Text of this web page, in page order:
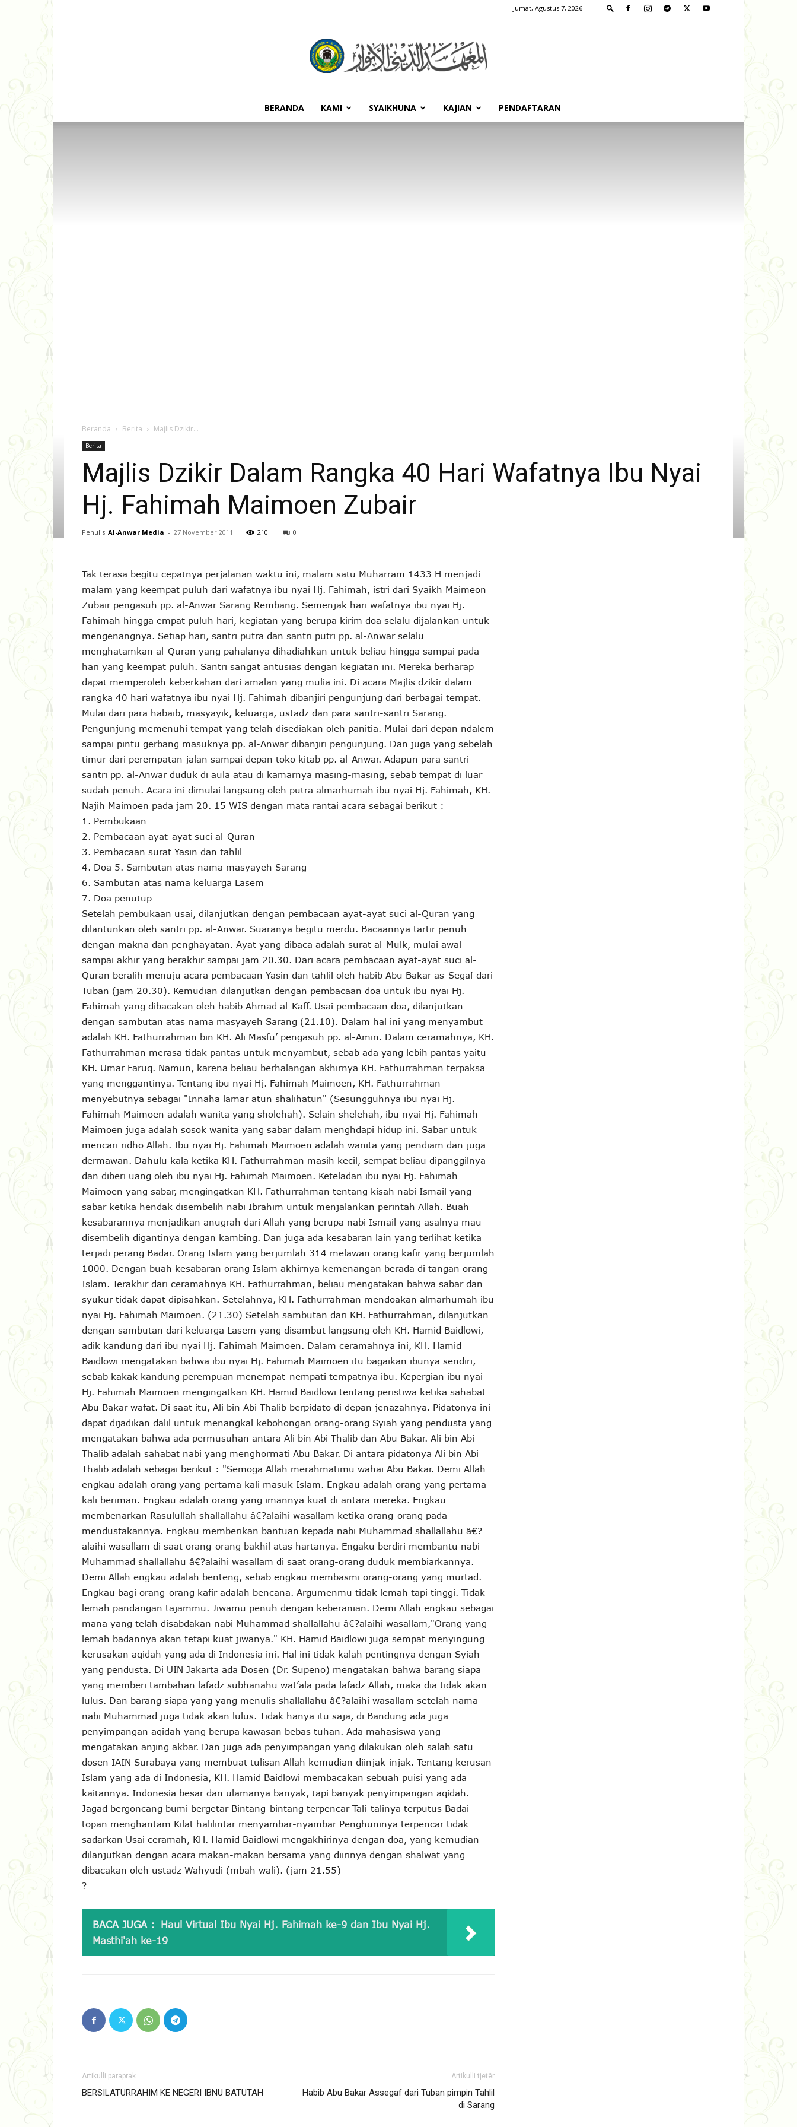
Jumat, Agustus 7, 2026
Pondok
BERANDA KAMI SYAIKHUNA KAJIAN PENDAFTARAN
Beranda Berita Majlis Dzikir...
Berita
Majlis Dzikir Dalam Rangka 40 Hari Wafatnya Ibu Nyai
Hj. Fahimah Maimoen Zubair
Penulis Al-Anwar Media - 27 November 2011 210 0
Tak terasa begitu cepatnya perjalanan waktu ini, malam satu Muharram 1433 H menjadi
malam yang keempat puluh dari wafatnya ibu nyai Hj. Fahimah, istri dari Syaikh Maimeon
Zubair pengasuh pp. al-Anwar Sarang Rembang. Semenjak hari wafatnya ibu nyai Hj.
Fahimah hingga empat puluh hari, kegiatan yang berupa kirim doa selalu dijalankan untuk
mengenangnya. Setiap hari, santri putra dan santri putri pp. al-Anwar selalu
menghatamkan al-Quran yang pahalanya dihadiahkan untuk beliau hingga sampai pada
hari yang keempat puluh. Santri sangat antusias dengan kegiatan ini. Mereka berharap
dapat memperoleh keberkahan dari amalan yang mulia ini. Di acara Majlis dzikir dalam
rangka 40 hari wafatnya ibu nyai Hj. Fahimah dibanjiri pengunjung dari berbagai tempat.
Mulai dari para habaib, masyayik, keluarga, ustadz dan para santri-santri Sarang.
Pengunjung memenuhi tempat yang telah disediakan oleh panitia. Mulai dari depan ndalem
sampai pintu gerbang masuknya pp. al-Anwar dibanjiri pengunjung. Dan juga yang sebelah
timur dari perempatan jalan sampai depan toko kitab pp. al-Anwar. Adapun para santri-
santri pp. al-Anwar duduk di aula atau di kamarnya masing-masing, sebab tempat di luar
sudah penuh. Acara ini dimulai langsung oleh putra almarhumah ibu nyai Hj. Fahimah, KH.
Najih Maimoen pada jam 20. 15 WIS dengan mata rantai acara sebagai berikut :
1. Pembukaan
2. Pembacaan ayat-ayat suci al-Quran
3. Pembacaan surat Yasin dan tahlil
4. Doa 5. Sambutan atas nama masyayeh Sarang
6. Sambutan atas nama keluarga Lasem
7. Doa penutup
Setelah pembukaan usai, dilanjutkan dengan pembacaan ayat-ayat suci al-Quran yang
dilantunkan oleh santri pp. al-Anwar. Suaranya begitu merdu. Bacaannya tartir penuh
dengan makna dan penghayatan. Ayat yang dibaca adalah surat al-Mulk, mulai awal
sampai akhir yang berakhir sampai jam 20.30. Dari acara pembacaan ayat-ayat suci al-
Quran beralih menuju acara pembacaan Yasin dan tahlil oleh habib Abu Bakar as-Segaf dari
Tuban (jam 20.30). Kemudian dilanjutkan dengan pembacaan doa untuk ibu nyai Hj.
Fahimah yang dibacakan oleh habib Ahmad al-Kaff. Usai pembacaan doa, dilanjutkan
dengan sambutan atas nama masyayeh Sarang (21.10). Dalam hal ini yang menyambut
adalah KH. Fathurrahman bin KH. Ali Masfu’ pengasuh pp. al-Amin. Dalam ceramahnya, KH.
Fathurrahman merasa tidak pantas untuk menyambut, sebab ada yang lebih pantas yaitu
KH. Umar Faruq. Namun, karena beliau berhalangan akhirnya KH. Fathurrahman terpaksa
yang menggantinya. Tentang ibu nyai Hj. Fahimah Maimoen, KH. Fathurrahman
menyebutnya sebagai "Innaha lamar atun shalihatun" (Sesungguhnya ibu nyai Hj.
Fahimah Maimoen adalah wanita yang sholehah). Selain shelehah, ibu nyai Hj. Fahimah
Maimoen juga adalah sosok wanita yang sabar dalam menghdapi hidup ini. Sabar untuk
mencari ridho Allah. Ibu nyai Hj. Fahimah Maimoen adalah wanita yang pendiam dan juga
dermawan. Dahulu kala ketika KH. Fathurrahman masih kecil, sempat beliau dipanggilnya
dan diberi uang oleh ibu nyai Hj. Fahimah Maimoen. Keteladan ibu nyai Hj. Fahimah
Maimoen yang sabar, mengingatkan KH. Fathurrahman tentang kisah nabi Ismail yang
sabar ketika hendak disembelih nabi Ibrahim untuk menjalankan perintah Allah. Buah
kesabarannya menjadikan anugrah dari Allah yang berupa nabi Ismail yang asalnya mau
disembelih digantinya dengan kambing. Dan juga ada kesabaran lain yang terlihat ketika
terjadi perang Badar. Orang Islam yang berjumlah 314 melawan orang kafir yang berjumlah
1000. Dengan buah kesabaran orang Islam akhirnya kemenangan berada di tangan orang
Islam. Terakhir dari ceramahnya KH. Fathurrahman, beliau mengatakan bahwa sabar dan
syukur tidak dapat dipisahkan. Setelahnya, KH. Fathurrahman mendoakan almarhumah ibu
nyai Hj. Fahimah Maimoen. (21.30) Setelah sambutan dari KH. Fathurrahman, dilanjutkan
dengan sambutan dari keluarga Lasem yang disambut langsung oleh KH. Hamid Baidlowi,
adik kandung dari ibu nyai Hj. Fahimah Maimoen. Dalam ceramahnya ini, KH. Hamid
Baidlowi mengatakan bahwa ibu nyai Hj. Fahimah Maimoen itu bagaikan ibunya sendiri,
sebab kakak kandung perempuan menempat-nempati tempatnya ibu. Kepergian ibu nyai
Hj. Fahimah Maimoen mengingatkan KH. Hamid Baidlowi tentang peristiwa ketika sahabat
Abu Bakar wafat. Di saat itu, Ali bin Abi Thalib berpidato di depan jenazahnya. Pidatonya ini
dapat dijadikan dalil untuk menangkal kebohongan orang-orang Syiah yang pendusta yang
mengatakan bahwa ada permusuhan antara Ali bin Abi Thalib dan Abu Bakar. Ali bin Abi
Thalib adalah sahabat nabi yang menghormati Abu Bakar. Di antara pidatonya Ali bin Abi
Thalib adalah sebagai berikut : "Semoga Allah merahmatimu wahai Abu Bakar. Demi Allah
engkau adalah orang yang pertama kali masuk Islam. Engkau adalah orang yang pertama
kali beriman. Engkau adalah orang yang imannya kuat di antara mereka. Engkau
membenarkan Rasulullah shallallahu â€?alaihi wasallam ketika orang-orang pada
mendustakannya. Engkau memberikan bantuan kepada nabi Muhammad shallallahu â€?
alaihi wasallam di saat orang-orang bakhil atas hartanya. Engaku berdiri membantu nabi
Muhammad shallallahu â€?alaihi wasallam di saat orang-orang duduk membiarkannya.
Demi Allah engkau adalah benteng, sebab engkau membasmi orang-orang yang murtad.
Engkau bagi orang-orang kafir adalah bencana. Argumenmu tidak lemah tapi tinggi. Tidak
lemah pandangan tajammu. Jiwamu penuh dengan keberanian. Demi Allah engkau sebagai
mana yang telah disabdakan nabi Muhammad shallallahu â€?alaihi wasallam,"Orang yang
lemah badannya akan tetapi kuat jiwanya." KH. Hamid Baidlowi juga sempat menyingung
kerusakan aqidah yang ada di Indonesia ini. Hal ini tidak kalah pentingnya dengan Syiah
yang pendusta. Di UIN Jakarta ada Dosen (Dr. Supeno) mengatakan bahwa barang siapa
yang memberi tambahan lafadz subhanahu wat’ala pada lafadz Allah, maka dia tidak akan
lulus. Dan barang siapa yang yang menulis shallallahu â€?alaihi wasallam setelah nama
nabi Muhammad juga tidak akan lulus. Tidak hanya itu saja, di Bandung ada juga
penyimpangan aqidah yang berupa kawasan bebas tuhan. Ada mahasiswa yang
mengatakan anjing akbar. Dan juga ada penyimpangan yang dilakukan oleh salah satu
dosen IAIN Surabaya yang membuat tulisan Allah kemudian diinjak-injak. Tentang kerusan
Islam yang ada di Indonesia, KH. Hamid Baidlowi membacakan sebuah puisi yang ada
kaitannya. Indonesia besar dan ulamanya banyak, tapi banyak penyimpangan aqidah.
Jagad bergoncang bumi bergetar Bintang-bintang terpencar Tali-talinya terputus Badai
topan menghantam Kilat halilintar menyambar-nyambar Penghuninya terpencar tidak
sadarkan Usai ceramah, KH. Hamid Baidlowi mengakhirinya dengan doa, yang kemudian
dilanjutkan dengan acara makan-makan bersama yang diirinya dengan shalwat yang
dibacakan oleh ustadz Wahyudi (mbah wali). (jam 21.55)
?
BACA JUGA :
Haul Virtual Ibu Nyai Hj. Fahimah ke-9 dan Ibu Nyai Hj.
Masthi'ah ke-19
Artikulli paraprak
BERSILATURRAHIM KE NEGERI IBNU BATUTAH
Artikulli tjetër
Habib Abu Bakar Assegaf dari Tuban pimpin Tahlil
di Sarang